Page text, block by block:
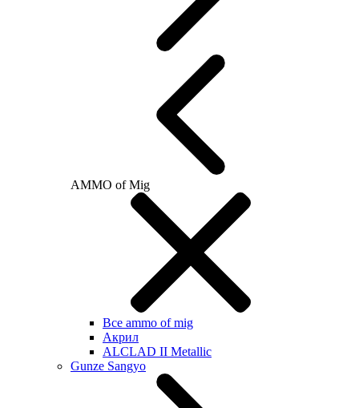
AMMO of Mig
Все ammo of mig
Акрил
ALCLAD II Metallic
Gunze Sangyo